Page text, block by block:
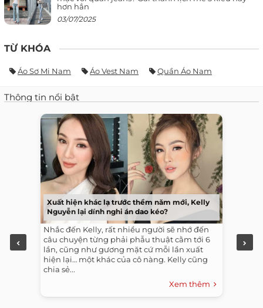
hơn hẳn
03/07/2025
TỪ KHÓA
Áo Sơ Mi Nam Áo Vest Nam Quần Áo Nam
Thông tin nổi bật
Xuất hiện khác lạ trước thềm năm mới, Kelly
Nguyễn lại dính nghi án dao kéo?
Nhắc đến Kelly, rất nhiều người sẽ nhớ đến
câu chuyện từng phải phẫu thuật cằm tới 6
lần, cũng như gương mặt cứ mỗi lần xuất
hiện lại… một khác của cô nàng. Kelly cũng
chia sẻ...
Xem thêm